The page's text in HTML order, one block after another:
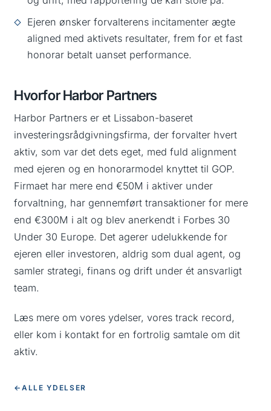
Ejeren ønsker forvalterens incitamenter ægte
aligned med aktivets resultater, frem for et fast
honorar betalt uanset performance.
Hvorfor Harbor Partners
Harbor Partners er et Lissabon-baseret
investeringsrådgivningsfirma, der forvalter hvert
aktiv, som var det dets eget, med fuld alignment
med ejeren og en honorarmodel knyttet til GOP.
Firmaet har mere end €50M i aktiver under
forvaltning, har gennemført transaktioner for mere
end €300M i alt og blev anerkendt i Forbes 30
Under 30 Europe. Det agerer udelukkende for
ejeren eller investoren, aldrig som dual agent, og
samler strategi, finans og drift under ét ansvarligt
team.
Læs mere om voresydelser, vorestrack record,
eller kom i kontakt for en fortrolig samtale om dit
aktiv.
← ALLE YDELSER